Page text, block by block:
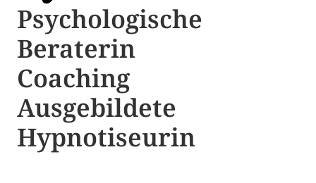
Psychologische ​​
Beraterin
Coaching
Ausgebildete​ ​
Hypnotiseurin